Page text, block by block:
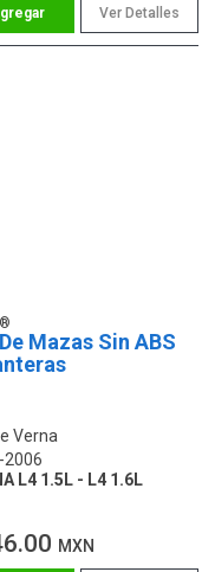
Ver Detalles
Mazas Sin ABS
Verna
2006
L4 1.5L - L4 1.6L
MXN